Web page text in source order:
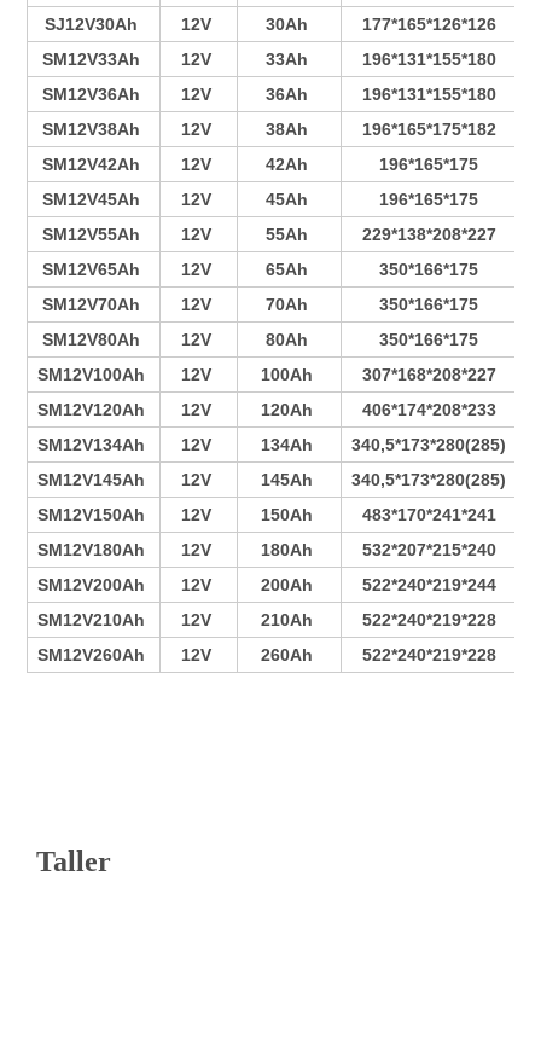
SJ12V30Ah
12V 30Ah
177*165*126*126
SM12V33Ah
12V 33Ah
196*131*155*180
SM12V36Ah
12V 36Ah
196*131*155*180
SM12V38Ah
12V 38Ah
196*165*175*182
SM12V42Ah
12V 42Ah
196*165*175
SM12V45Ah
12V 45Ah
196*165*175
SM12V55Ah
12V 55Ah
229*138*208*227
SM12V65Ah
12V 65Ah
350*166*175
SM12V70Ah
12V 70Ah
350*166*175
SM12V80Ah
12V 80Ah
350*166*175
SM12V100Ah
12V 100Ah
307*168*208*227
SM12V120Ah
12V 120Ah
406*174*208*233
SM12V134Ah
12V 134Ah
340,5*173*280(285)
SM12V145Ah
12V 145Ah
340,5*173*280(285)
SM12V150Ah
12V 150Ah
483*170*241*241
SM12V180Ah
12V 180Ah
532*207*215*240
SM12V200Ah
12V 200Ah
522*240*219*244
SM12V210Ah
12V 210Ah
522*240*219*228
SM12V260Ah
12V 260Ah 522*240*219*228
Taller